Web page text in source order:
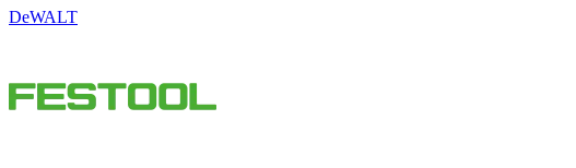
DeWALT